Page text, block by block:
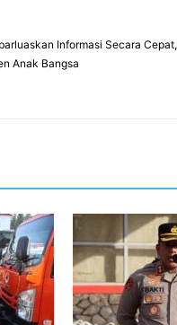
Informasi Secara
Anak Bangsa